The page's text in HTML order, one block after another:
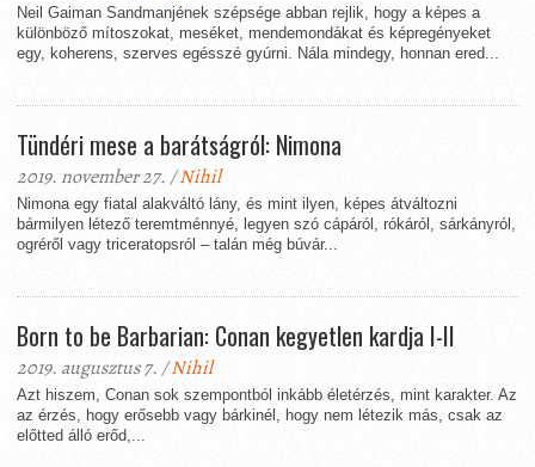
Neil Gaiman Sandmanjének szépsége abban rejlik, hogy a képes a
különböző mítoszokat, meséket, mendemondákat és képregényeket
egy, koherens, szerves egésszé gyúrni. Nála mindegy, honnan ered...
Tündéri mese a barátságról: Nimona
2019. november 27. /Nihil
Nimona egy fiatal alakváltó lány, és mint ilyen, képes átváltozni
bármilyen létező teremtménnyé, legyen szó cápáról, rókáról, sárkányról,
ogréről vagy triceratopsról – talán még búvár...
Born to be Barbarian: Conan kegyetlen kardja I-II
2019. augusztus 7. /Nihil
Azt hiszem, Conan sok szempontból inkább életérzés, mint karakter. Az
az érzés, hogy erősebb vagy bárkinél, hogy nem létezik más, csak az
előtted álló erőd,...